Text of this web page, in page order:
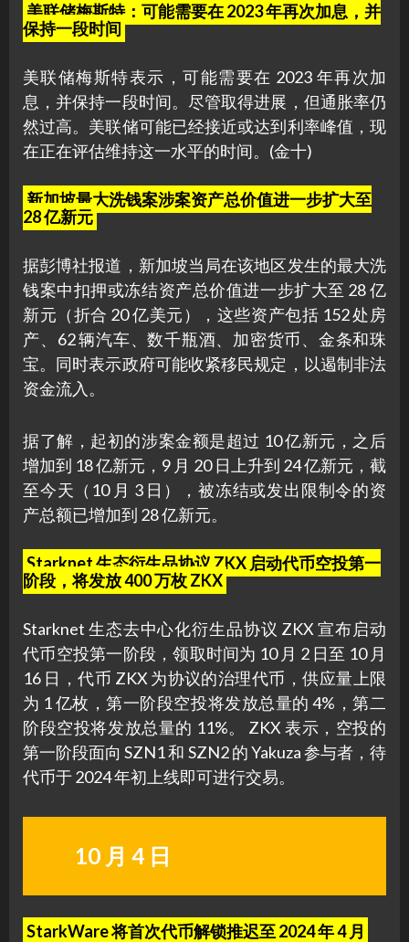
美联储梅斯特：可能需要在 2023 年再次加息，并
保持一段时间
美联储梅斯特表示，可能需要在 2023 年再次加
息，并保持一段时间。尽管取得进展，但通胀率仍
然过高。美联储可能已经接近或达到利率峰值，现
在正在评估维持这一水平的时间。(金十)
新加坡最大洗钱案涉案资产总价值进一步扩大至
28 亿新元
据彭博社报道，新加坡当局在该地区发生的最大洗
钱案中扣押或冻结资产总价值进一步扩大至 28 亿
新元（折合 20 亿美元），这些资产包括 152 处房
产、62 辆汽车、数千瓶酒、加密货币、金条和珠
宝。同时表示政府可能收紧移民规定，以遏制非法
资金流入。
据了解，起初的涉案金额是超过 10 亿新元，之后
增加到 18 亿新元，9 月 20 日上升到 24 亿新元，截
至今天（10 月 3 日），被冻结或发出限制令的资
产总额已增加到 28 亿新元。
Starknet 生态衍生品协议 ZKX 启动代币空投第一
阶段，将发放 400 万枚 ZKX
Starknet 生态去中心化衍生品协议 ZKX 宣布启动
代币空投第一阶段，领取时间为 10 月 2 日至 10 月
16 日，代币 ZKX 为协议的治理代币，供应量上限
为 1 亿枚，第一阶段空投将发放总量的 4%，第二
阶段空投将发放总量的 11%。 ZKX 表示，空投的
第一阶段面向 SZN1 和 SZN2 的 Yakuza 参与者，待
代币于 2024 年初上线即可进行交易。
10 月 4 日
StarkWare 将首次代币解锁推迟至 2024 年 4 月